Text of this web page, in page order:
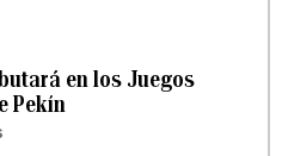
en los Juegos
Pekín